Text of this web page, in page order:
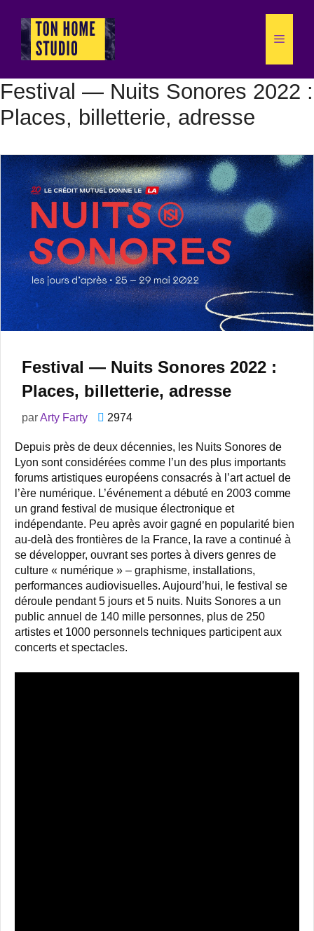
contenu
Menu
Festival — Nuits Sonores 2022 :
Places, billetterie, adresse
Festival — Nuits Sonores 2022 :
Places, billetterie, adresse
parArty Farty 2974
Depuis près de deux décennies, les Nuits Sonores de
Lyon sont considérées comme l’un des plus importants
forums artistiques européens consacrés à l’art actuel de
l’ère numérique. L’événement a débuté en 2003 comme
un grand festival de musique électronique et
indépendante. Peu après avoir gagné en popularité bien
au-delà des frontières de la France, la rave a continué à
se développer, ouvrant ses portes à divers genres de
culture « numérique » – graphisme, installations,
performances audiovisuelles. Aujourd’hui, le festival se
déroule pendant 5 jours et 5 nuits. Nuits Sonores a un
public annuel de 140 mille personnes, plus de 250
artistes et 1000 personnels techniques participent aux
concerts et spectacles.